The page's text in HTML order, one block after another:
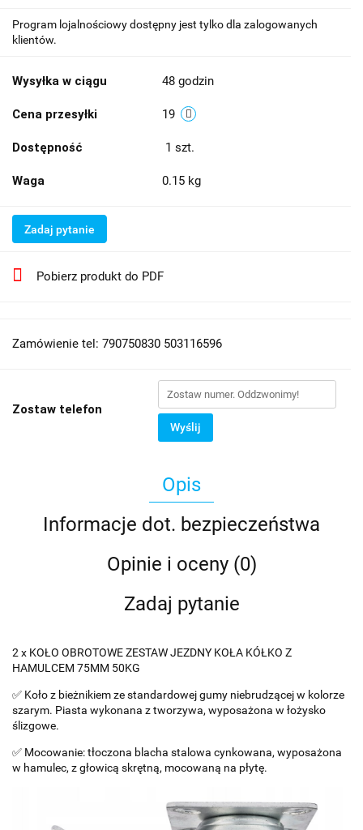
Program lojalnościowy dostępny jest tylko dla zalogowanych
klientów.
Wysyłka w ciągu 48 godzin
Cena przesyłki 19
Dostępność 1 szt.
Waga 0.15 kg
Zadaj pytanie
Pobierz produkt do PDF
Zamówienie tel: 790750830 503116596
Zostaw telefon
Wyślij
Opis
Informacje dot. bezpieczeństwa
Opinie i oceny (0)
Zadaj pytanie
2 x KOŁO OBROTOWE ZESTAW JEZDNY KOŁA KÓŁKO Z
HAMULCEM 75MM 50KG
✅ Koło z bieżnikiem ze standardowej gumy niebrudzącej w kolorze
szarym. Piasta wykonana z tworzywa, wyposażona w łożysko
ślizgowe.
✅ Mocowanie: tłoczona blacha stalowa cynkowana, wyposażona
w hamulec, z głowicą skrętną, mocowaną na płytę.